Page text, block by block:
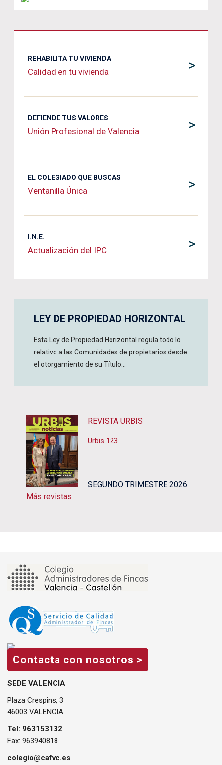
>
REHABILITA TU VIVIENDA
Calidad en tu vivienda
>
DEFIENDE TUS VALORES
Unión Profesional de Valencia
>
EL COLEGIADO QUE BUSCAS
Ventanilla Única
>
I.N.E.
Actualización del IPC
LEY DE PROPIEDAD HORIZONTAL
Esta Ley de Propiedad Horizontal regula todo lo
relativo a las Comunidades de propietarios desde
el otorgamiento de su Título...
REVISTA URBIS
Urbis 123
SEGUNDO TRIMESTRE 2026
Más revistas
Contacta con nosotros >
SEDE VALENCIA
Plaza Crespins, 3
46003 VALENCIA
Tel: 963153132
Fax: 963940818
colegio@cafvc.es